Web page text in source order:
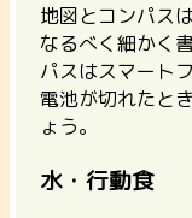
地図とコンパス
なるべく細かく
パスはスマート
電池が切れたと
ょう。
水・行動食